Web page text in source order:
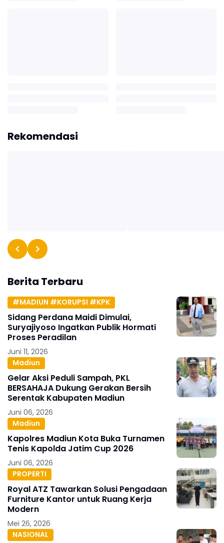
Rekomendasi
Berita Terbaru
#MADIUN #KORUPSI #KPK
Sidang Perdana Maidi Dimulai,
Suryajiyoso Ingatkan Publik Hormati
Proses Peradilan
Juni 11, 2026
Madiun
Gelar Aksi Peduli Sampah, PKL
BERSAHAJA Dukung Gerakan Bersih
Serentak Kabupaten Madiun
Juni 06, 2026
Madiun
Kapolres Madiun Kota Buka Turnamen
Tenis Kapolda Jatim Cup 2026
Juni 06, 2026
PROPERTI
Royal ATZ Tawarkan Solusi Pengadaan
Furniture Kantor untuk Ruang Kerja
Modern
Mei 26, 2026
NASIONAL